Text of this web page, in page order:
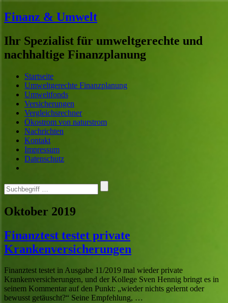
Finanz & Umwelt
Ihr Spezialist für umweltgerechte und
nachhaltige Finanzplanung
Home
Menü
Suche
Startseite
Umweltgerechte Finanzplanung
Umweltfonds
Versicherungen
Vergleichsrechner
Ökostrom von naturstrom
Nachrichten
Kontakt
Impressum
Datenschutz
Search
for
Oktober 2019
Finanztest testet private
Krankenversicherungen
Finanztest testet in Ausgabe 11/2019 mal wieder private
Krankenversicherungen, und der Kollege Sven Hennig bringt es in
seinem Kommentar auf den Punkt: „wieder nichts gelernt oder
bewusst getäuscht?“ Seine Empfehlung, …